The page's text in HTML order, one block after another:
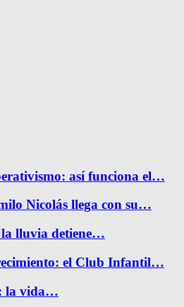
así funciona el…
Nicolás llega con su…
lluvia detiene…
el Club Infantil…
la vida…